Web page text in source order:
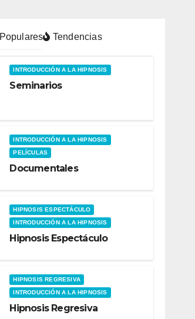
Populares Tendencias
INTRODUCCIÓN A LA HIPNOSIS
Seminarios
INTRODUCCIÓN A LA HIPNOSIS
PELÍCULAS
Documentales
HIPNOSIS ESPECTÁCULO
INTRODUCCIÓN A LA HIPNOSIS
Hipnosis Espectáculo
HIPNOSIS REGRESIVA
INTRODUCCIÓN A LA HIPNOSIS
Hipnosis Regresiva